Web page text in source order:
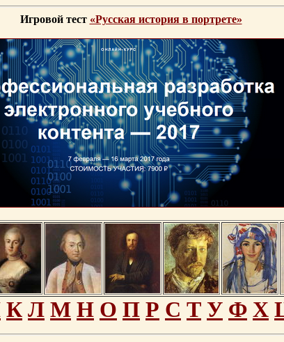
Игровой тест «Русская история в портрете»
К Л М Н О П Р С Т У Ф Х